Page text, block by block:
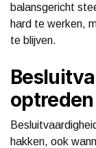
balansgericht
hard te werken,
te blijven.
optreden
hakken, ook